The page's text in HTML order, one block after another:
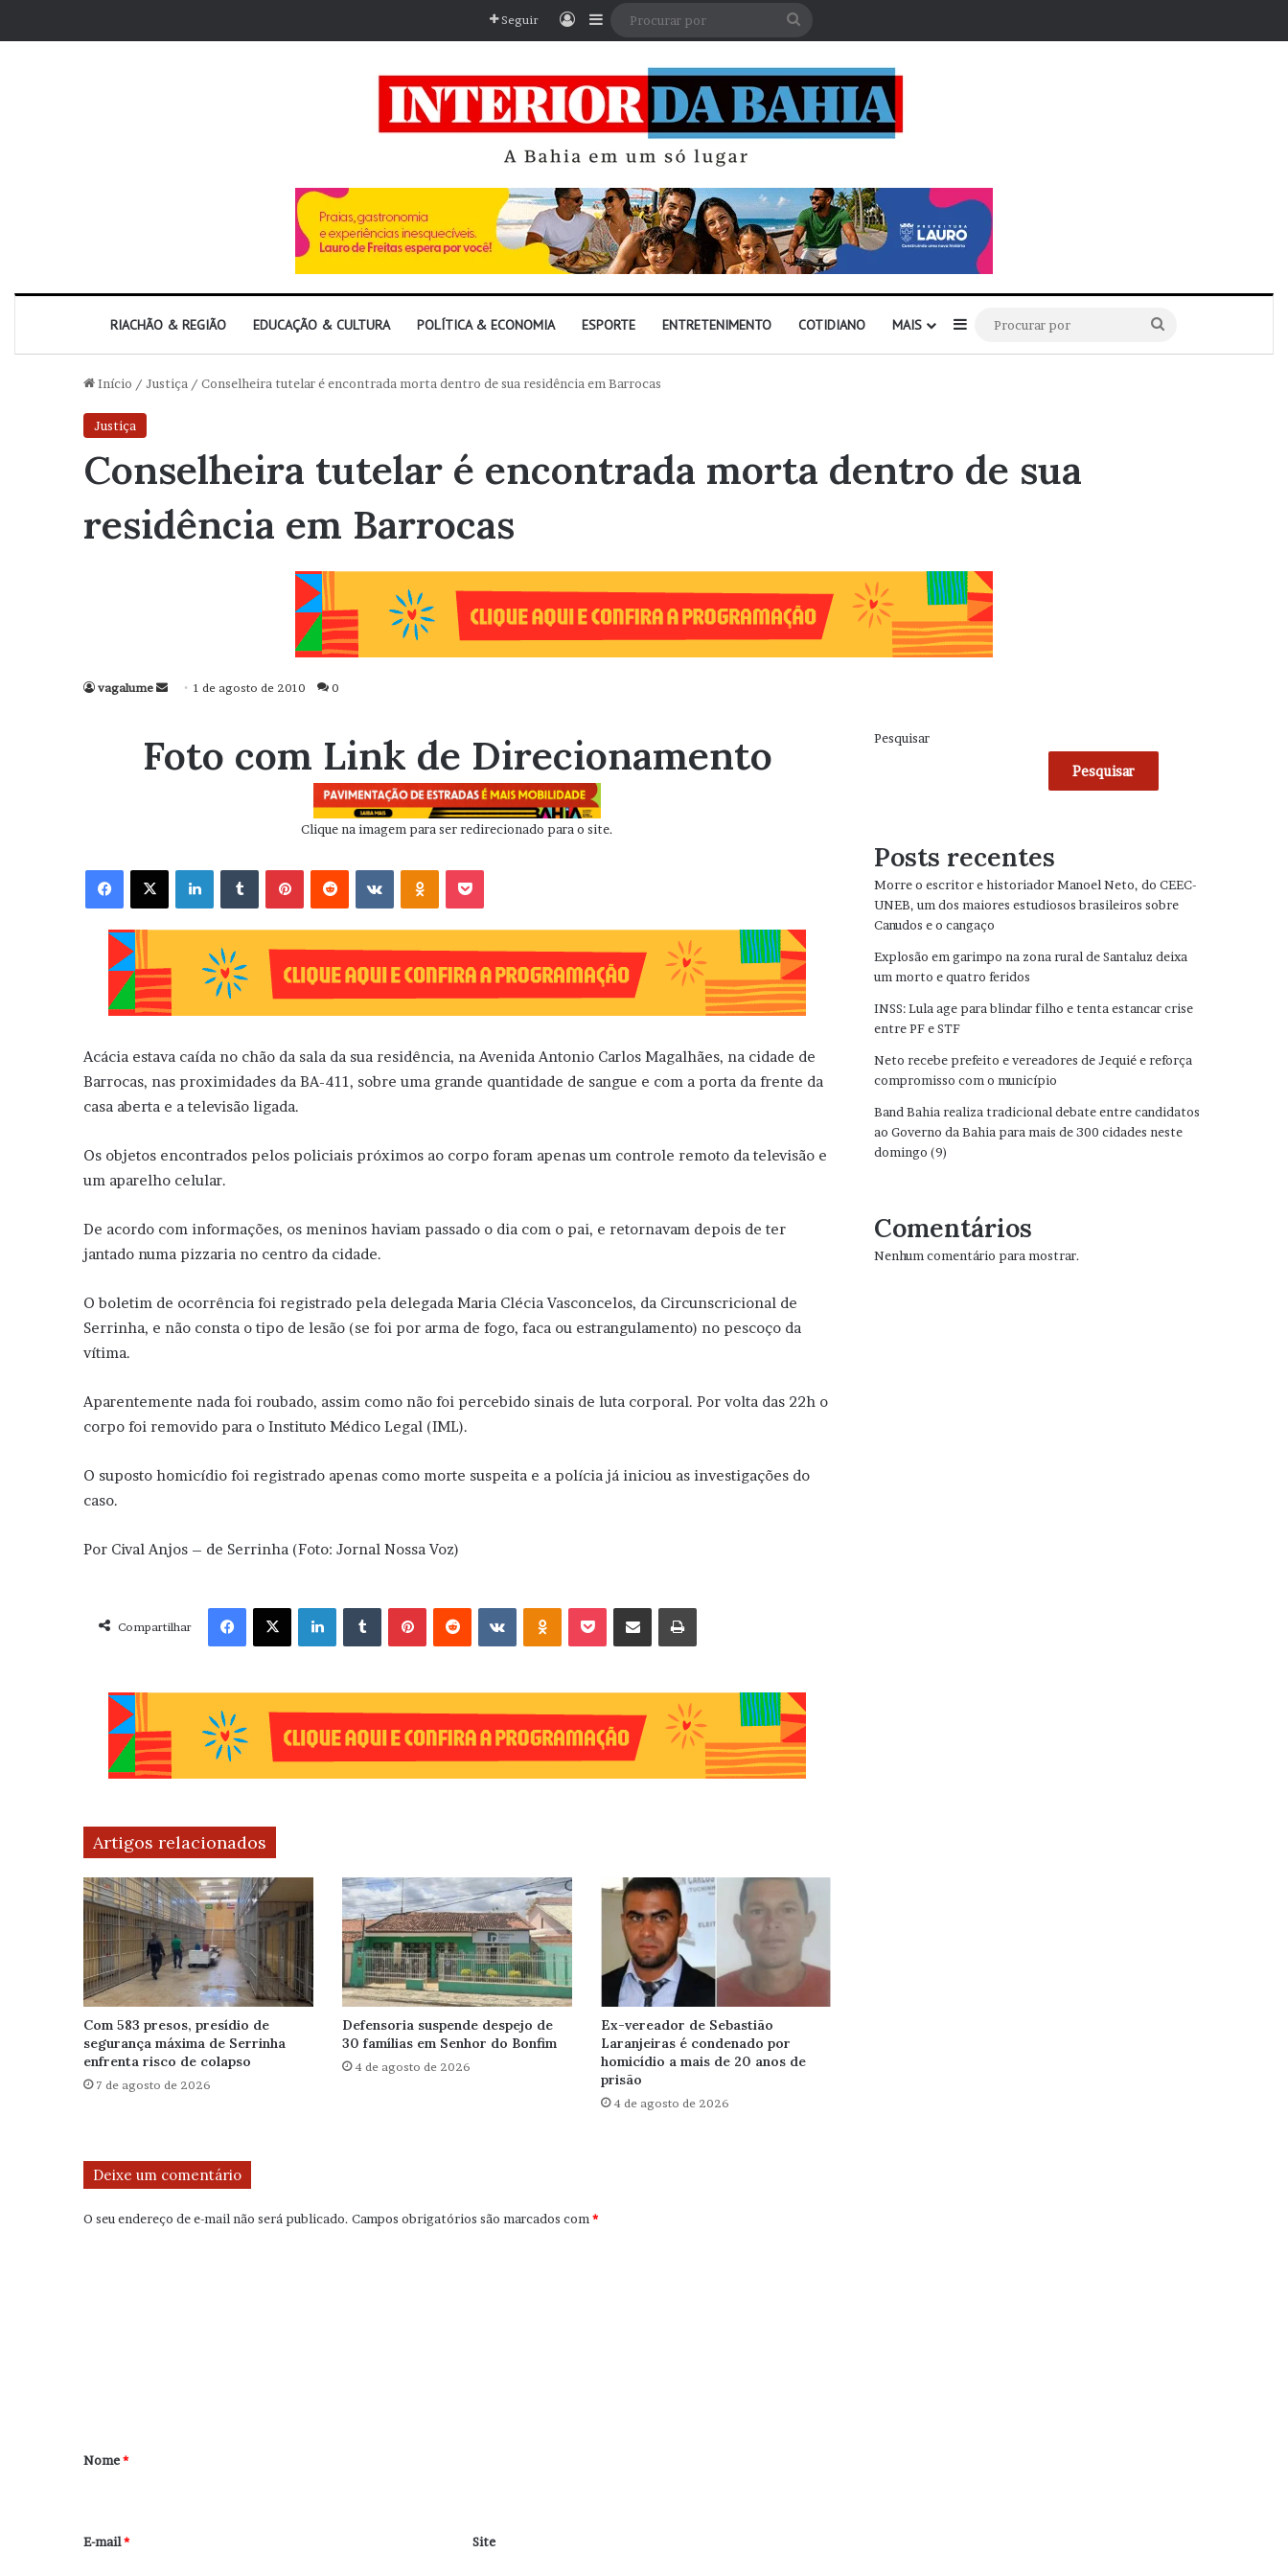
Seguir EntrarBarra Lateral
RIACHÃO & REGIÃO EDUCAÇÃO & CULTURA POLÍTICA & ECONOMIA ESPORTE ENTRETENIMENTO COTIDIANO MAIS Barra Lateral
por
Início / Justiça / Conselheira tutelar é encontrada morta dentro de sua residência em Barrocas
Justiça
Conselheira tutelar é encontrada morta dentro de sua
residência em Barrocas
vagalume
Mande
mail
1 de agosto de 2010 0
Foto com Link de Direcionamento
Clique na imagem para ser redirecionado para o site.
Facebook X Linkedin VK OK
Acácia estava caída no chão da sala da sua residência, na Avenida Antonio Carlos Magalhães, na cidade de
Barrocas, nas proximidades da BA-411, sobre uma grande quantidade de sangue e com a porta da frente da
casa aberta e a televisão ligada.
Os objetos encontrados pelos policiais próximos ao corpo foram apenas um controle remoto da televisão e
um aparelho celular.
De acordo com informações, os meninos haviam passado o dia com o pai, e retornavam depois de ter
jantado numa pizzaria no centro da cidade.
O boletim de ocorrência foi registrado pela delegada Maria Clécia Vasconcelos, da Circunscricional de
Serrinha, e não consta o tipo de lesão (se foi por arma de fogo, faca ou estrangulamento) no pescoço da
vítima.
Aparentemente nada foi roubado, assim como não foi percebido sinais de luta corporal. Por volta das 22h o
corpo foi removido para o Instituto Médico Legal (IML).
O suposto homicídio foi registrado apenas como morte suspeita e a polícia já iniciou as investigações do
caso.
Por Cival Anjos – de Serrinha (Foto: Jornal Nossa Voz)
Compartilhar
Facebook X Linkedin VK OK
Artigos relacionados
Com 583 presos, presídio de
segurança máxima de Serrinha
enfrenta risco de colapso
7 de agosto de 2026
Defensoria suspende despejo de
30 famílias em Senhor do Bonfim
4 de agosto de 2026
Ex-vereador de Sebastião
Laranjeiras é condenado por
homicídio a mais de 20 anos de
prisão
4 de agosto de 2026
Deixe um comentário
O seu endereço de e-mail não será publicado. Campos obrigatórios são marcados com*
r
*
Nome*
E-mail* Site
Pesquisar
Pesquisar
Posts recentes
Morre o escritor e historiador Manoel Neto, do CEEC-
UNEB, um dos maiores estudiosos brasileiros sobre
Canudos e o cangaço
Explosão em garimpo na zona rural de Santaluz deixa
um morto e quatro feridos
INSS: Lula age para blindar filho e tenta estancar crise
entre PF e STF
Neto recebe prefeito e vereadores de Jequié e reforça
compromisso com o município
Band Bahia realiza tradicional debate entre candidatos
ao Governo da Bahia para mais de 300 cidades neste
domingo (9)
Comentários
Nenhum comentário para mostrar.